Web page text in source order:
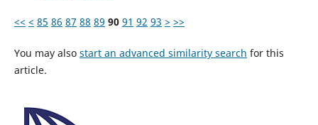
<< < 85 86 87 88 89 90 91 92 93 > >>
You may also start an advanced similarity search for this
article.